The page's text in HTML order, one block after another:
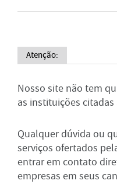
Atenção:
Nosso site não tem
as instituições
Qualquer dúvida ou
serviços ofertados
entrar em contato
empresas em seus